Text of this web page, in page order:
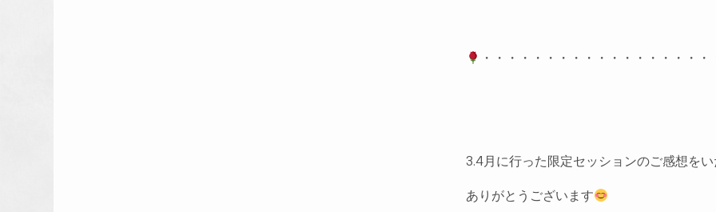
・・・・・・・・・・・・・・・・・・
3.4月に行った限定セッションのご感想を
ありがとうございます